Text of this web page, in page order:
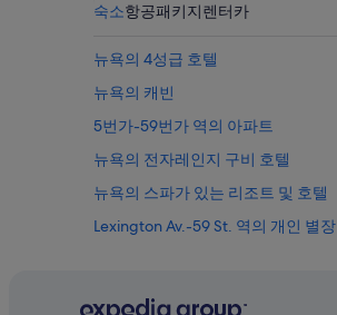
숙소항공패키지렌터카
뉴욕의 4성급 호텔
뉴욕의 캐빈
5번가-59번가 역의 아파트
뉴욕의 전자레인지 구비 호텔
뉴욕의 스파가 있는 리조트 및 호텔
Lexington Av.-59 St. 역의 개인 별장